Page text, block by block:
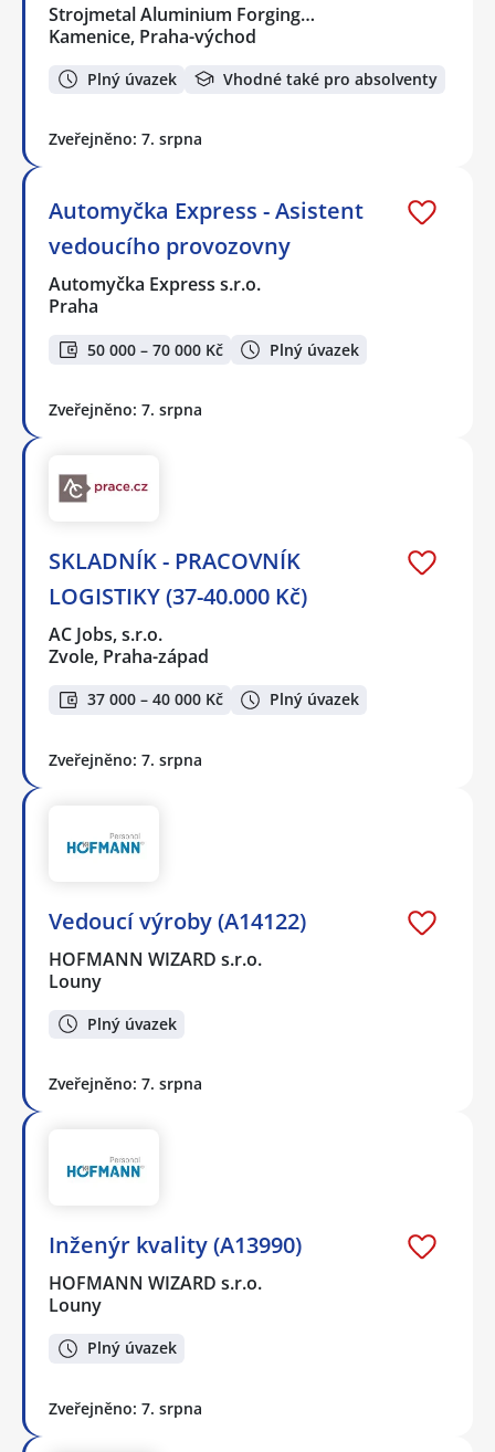
Strojmetal Aluminium Forging…
Kamenice, Praha-východ
Plný úvazek Vhodné také pro absolventy
Zveřejněno: 7. srpna
Automyčka Express - Asistent
vedoucího provozovny
Automyčka Express s.r.o.
Praha
50 000 – 70 000 Kč Plný úvazek
Zveřejněno: 7. srpna
SKLADNÍK - PRACOVNÍK
LOGISTIKY (37-40.000 Kč)
AC Jobs, s.r.o.
Zvole, Praha-západ
37 000 – 40 000 Kč Plný úvazek
Zveřejněno: 7. srpna
Vedoucí výroby (A14122)
HOFMANN WIZARD s.r.o.
Louny
Plný úvazek
Zveřejněno: 7. srpna
Inženýr kvality (A13990)
HOFMANN WIZARD s.r.o.
Louny
Plný úvazek
Zveřejněno: 7. srpna